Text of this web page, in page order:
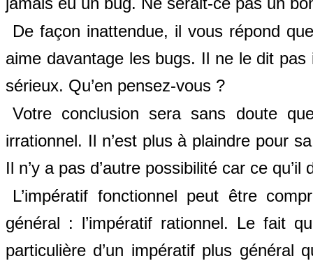
De façon inattendue, il vous répond
aime davantage les bugs. Il ne le dit
sérieux. Qu’en pensez-vous ?
Votre conclusion sera sans doute
irrationnel. Il n’est plus à plaindre pour
Il n’y a pas d’autre possibilité car ce
L’impératif fonctionnel peut être
général : l’impératif rationnel. Le fait
particulière d’un impératif plus général